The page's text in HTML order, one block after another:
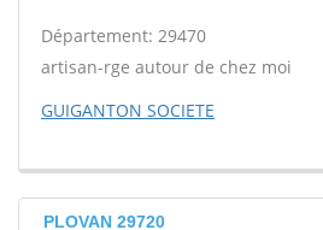
Département: 29470
artisan-rge autour de chez moi
GUIGANTON SOCIETE
PLOVAN 29720